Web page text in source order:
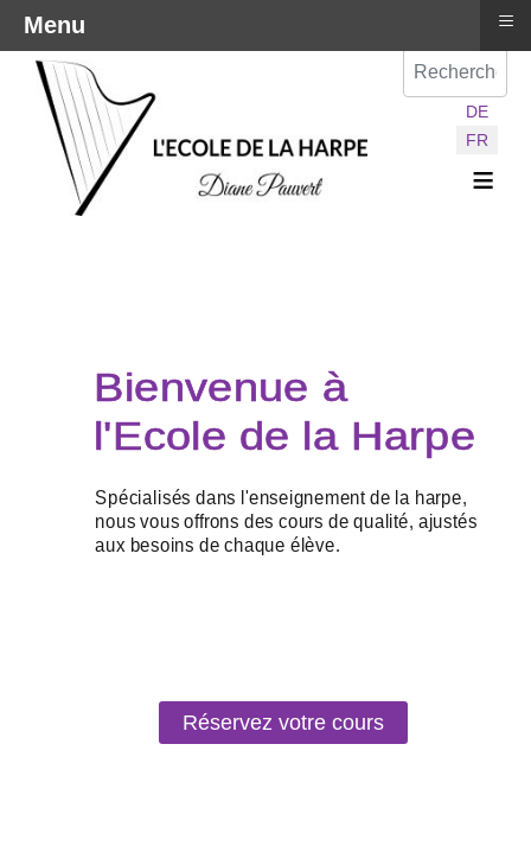
Sélectionnez
DE
FR
≡
Réservez votre cours
Menu ≡